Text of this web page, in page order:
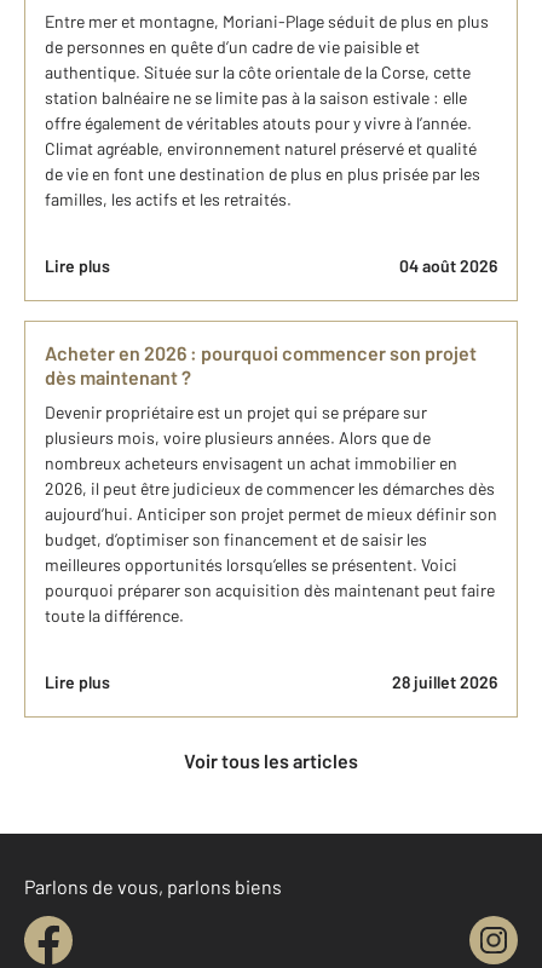
Entre mer et montagne, Moriani-Plage séduit de plus en plus
de personnes en quête d’un cadre de vie paisible et
authentique. Située sur la côte orientale de la Corse, cette
station balnéaire ne se limite pas à la saison estivale : elle
offre également de véritables atouts pour y vivre à l’année.
Climat agréable, environnement naturel préservé et qualité
de vie en font une destination de plus en plus prisée par les
familles, les actifs et les retraités.
Lire plus 04 août 2026
Acheter en 2026 : pourquoi commencer son projet
dès maintenant ?
Devenir propriétaire est un projet qui se prépare sur
plusieurs mois, voire plusieurs années. Alors que de
nombreux acheteurs envisagent un achat immobilier en
2026, il peut être judicieux de commencer les démarches dès
aujourd’hui. Anticiper son projet permet de mieux définir son
budget, d’optimiser son financement et de saisir les
meilleures opportunités lorsqu’elles se présentent. Voici
pourquoi préparer son acquisition dès maintenant peut faire
toute la différence.
Lire plus 28 juillet 2026
Voir tous les articles
Parlons de vous, parlons biens